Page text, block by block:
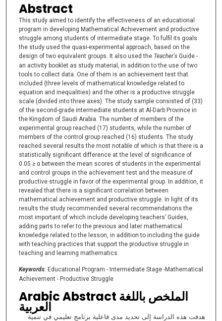
Abstract
This study aimed to identify the effectiveness of an educational
program in developing Mathematical Achievement and productive
struggle among students of intermediate stage. To fulfil its goals
the study used the quasi-experimental approach, based on the
design of two equivalent groups. It also used the Teacher's Guide -
an activity booklet as study material, in addition to the use of two
tools to collect data. One of them is an achievement test that
included (three levels of mathematical knowledge related to
equation and inequalities) and the other is a productive struggle
scale (divided into three axes). The study sample consisted of (33)
of the second-grade intermediate students at Al-Darb Province in
the Kingdom of Saudi Arabia. The number of members of the
experimental group reached (17) students, while the number of
members of the control group reached (16) students. The study
reached several results the most notable of which is that there is a
statistically significant difference at the level of significance of
0.05 ≥ α between the mean scores of students in the experimental
and control groups in the achievement test and the measure of
productive struggle in favor of the experimental group. In addition, it
revealed that there is a significant correlation between
mathematical achievement and productive struggle. In light of its
results the study recommended several recommendations the
most important of which include developing teachers’ Guides,
adding parts to refer to the previous and later mathematical
knowledge related to the lesson, in addition to including the guide
with teaching practices that support the productive struggle in
teaching and learning mathematics.
Keywords: Educational Program - Intermediate Stage -Mathematical
Achievement - Productive Struggle
Arabic Abstract الملخص باللغة
العربية
هدفت هذه الدراسة إلى تحديد مدى فاعلية برنامج تعليمي في تنمية